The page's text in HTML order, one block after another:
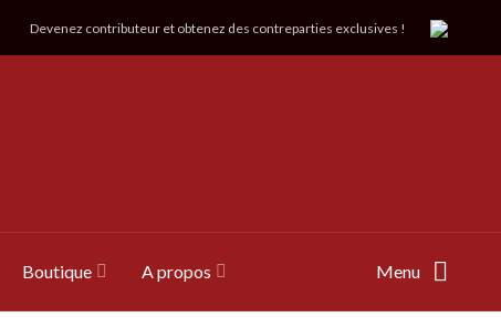
Devenez contributeur et obtenez des contreparties exclusives !
Boutique A propos Menu